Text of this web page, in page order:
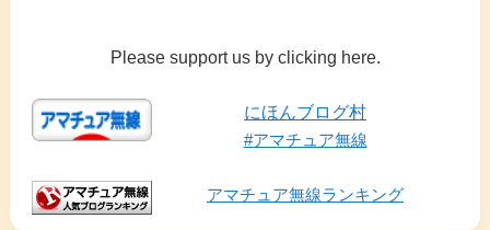
Please support us by clicking here.
にほんブログ村
#アマチュア無線
アマチュア無線ランキング